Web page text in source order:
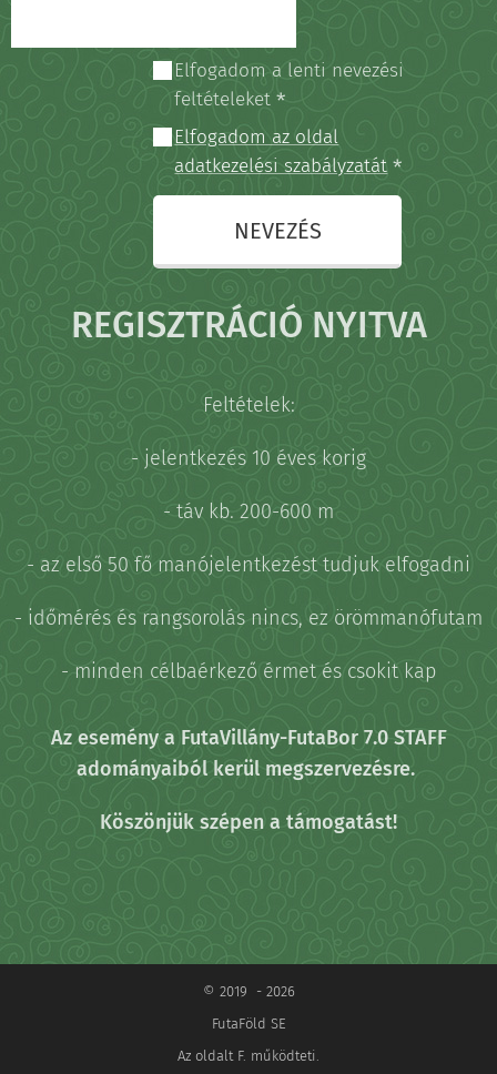
Elfogadom a lenti nevezési
feltételeket
Elfogadom az oldal
adatkezelési szabályzatát
NEVEZÉS
REGISZTRÁCIÓ NYITVA
Feltételek:
- jelentkezés 10 éves korig
- táv kb. 200-600 m
- az első 50 fő manójelentkezést tudjuk elfogadni
- időmérés és rangsorolás nincs, ez örömmanófutam
- minden célbaérkező érmet és csokit kap
Az esemény a FutaVillány-FutaBor 7.0 STAFF
adományaiból kerül megszervezésre.
Köszönjük szépen a támogatást!
© 2019 - 2026
FutaFöld SE
Az oldalt F. működteti.